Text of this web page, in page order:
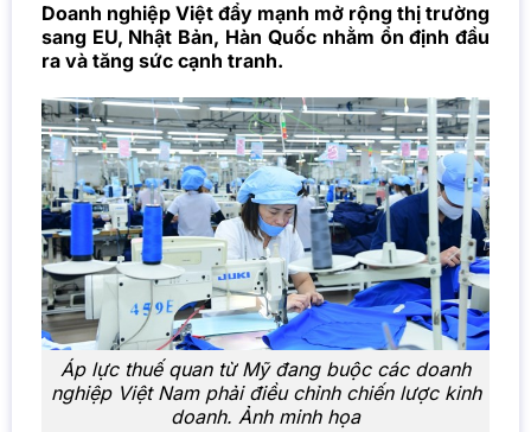
Doanh nghiệp Việt đẩy mạnh mở rộng thị trường
sang EU, Nhật Bản, Hàn Quốc nhằm ổn định đầu
ra và tăng sức cạnh tranh.
Áp lực thuế quan từ Mỹ đang buộc các doanh
nghiệp Việt Nam phải điều chỉnh chiến lược kinh
doanh. Ảnh minh họa